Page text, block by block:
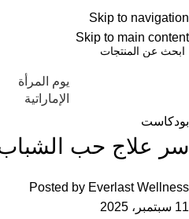
Skip to navigation
Skip to main content
العربيةDAY, BUY MORE GET MORE.....
يوم المرأة
الإماراتية
بودكاست
سر علاج حب الشباب
Posted by Everlast Wellness
11 سبتمبر، 2025